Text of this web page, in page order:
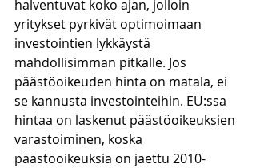
halventuvat koko ajan, jolloin
yritykset pyrkivät optimoimaan
investointien lykkäystä
mahdollisimman pitkälle. Jos
päästöoikeuden hinta on matala, ei
se kannusta investointeihin. EU:ssa
hintaa on laskenut päästöoikeuksien
varastoiminen, koska
päästöoikeuksia on jaettu 2010-